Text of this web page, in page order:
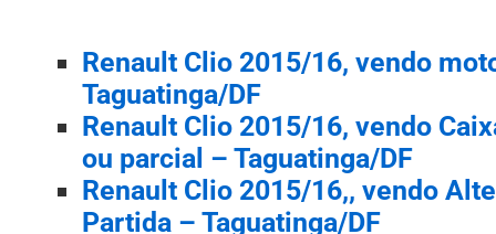
Renault Clio 2015/16, vendo
Taguatinga/DF
Renault Clio 2015/16, vendo
ou parcial – Taguatinga/DF
Renault Clio 2015/16,, vendo
Partida – Taguatinga/DF